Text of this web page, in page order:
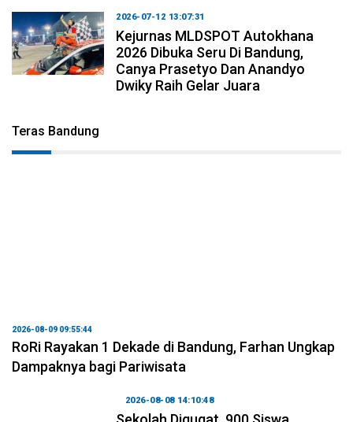
2026-07-12 13:07:31
Kejurnas MLDSPOT Autokhana
2026 Dibuka Seru Di Bandung,
Canya Prasetyo Dan Anandyo
Dwiky Raih Gelar Juara
Teras Bandung
2026-08-09 09:55:44
RoRi Rayakan 1 Dekade di Bandung, Farhan Ungkap
Dampaknya bagi Pariwisata
2026-08-08 14:10:48